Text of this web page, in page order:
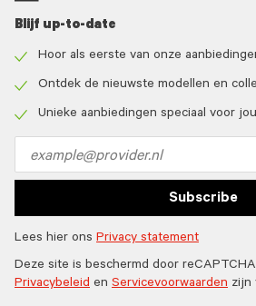
Blijf up-to-date
icon
Hoor als eerste van onze
icon
Ontdek de nieuwste modellen en
Unieke aanbiedingen speciaal voor
address
Subscribe
Lees hier ons Privacy statement
Deze site is beschermd door
Privacybeleid en Servicevoorwaarden zijn